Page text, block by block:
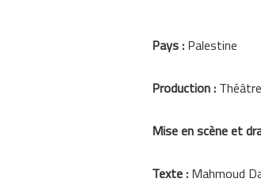
Pays :Palestine
Production :
Mise en scène et
Texte :Mahmoud